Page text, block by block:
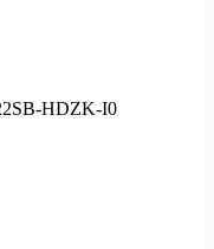
HDZK-I0